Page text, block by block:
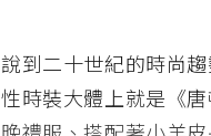
說到二十世紀的時尚
性時裝大體上就是《